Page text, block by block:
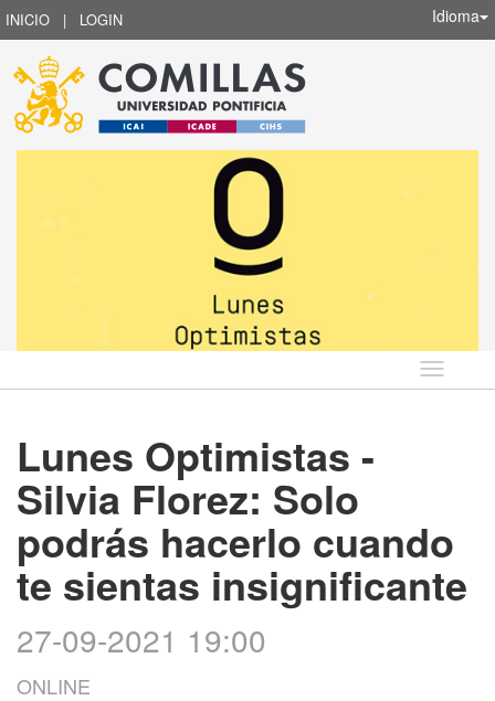
INICIO | LOGIN Idioma
Idioma
Lunes Optimistas -
Silvia Florez: Solo
podrás hacerlo cuando
te sientas insignificante
27-09-2021 19:00
ONLINE